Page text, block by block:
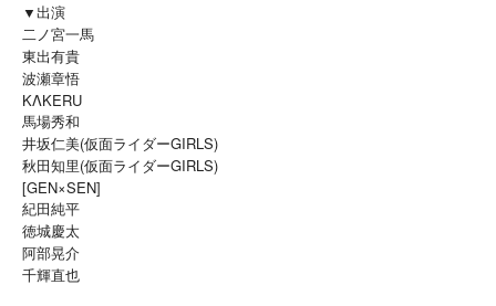
▼出演
二ノ宮一馬
東出有貴
波瀬章悟
KΛKERU
馬場秀和
井坂仁美(仮面ライダーGIRLS)
秋田知里(仮面ライダーGIRLS)
[GEN×SEN]
紀田純平
徳城慶太
阿部晃介
千輝直也